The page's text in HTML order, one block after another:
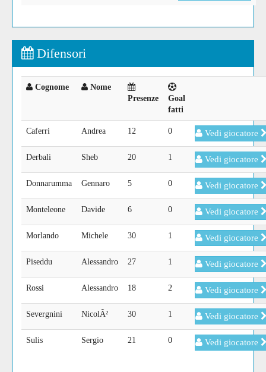
Difensori
Cognome
Nome
Presenze
Goal
fatti
Caferri Andrea 12 0 Vedi giocatore
Derbali Sheb 20 1 Vedi giocatore
Donnarumma Gennaro 5 0 Vedi giocatore
Monteleone Davide 6 0 Vedi giocatore
Morlando Michele 30 1 Vedi giocatore
Piseddu Alessandro 27 1 Vedi giocatore
Rossi Alessandro 18 2 Vedi giocatore
Severgnini NicolÃ² 30 1 Vedi giocatore
Sulis Sergio 21 0 Vedi giocatore